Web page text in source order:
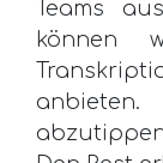
Teams
können